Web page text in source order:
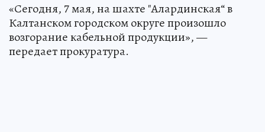
«Сегодня, 7 мая, на шахте "Алардинская“ в
Калтанском городском округе произошло
возгорание кабельной продукции», —
передает прокуратура.